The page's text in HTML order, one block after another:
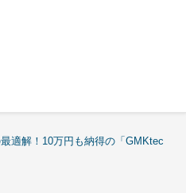
適解！10万円も納得の「GMKtec